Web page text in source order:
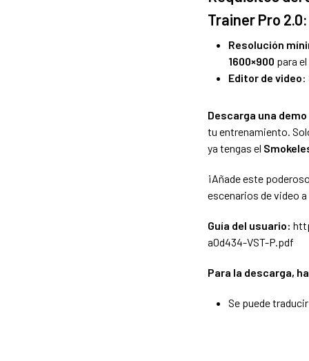
Trainer Pro 2.0:
Resolución
1600×900 para
Editor de video:
Descarga una
tu entrenamiento.
ya tengas el
¡Añade este
escenarios de video
Guía del usuario:
a0d434-VST-P.pdf
Para la descarga,
Se puede